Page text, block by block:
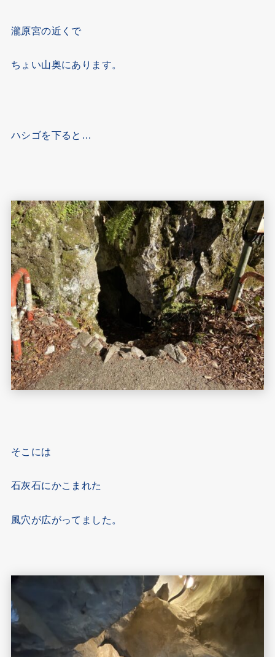
瀧原宮の近くで
ちょい山奥にあります。
ハシゴを下ると…
そこには
石灰石にかこまれた
風穴が広がってました。